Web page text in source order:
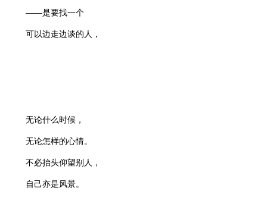
——是要找一个
可以边走边谈的人，
无论什么时候，
无论怎样的心情。
不必抬头仰望别人，
自己亦是风景。